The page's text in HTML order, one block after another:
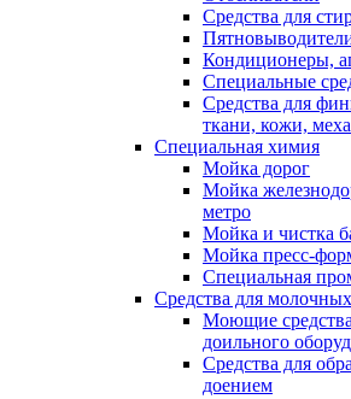
Средства для
Кондиционеры,
Специальные
Средства для
ткани, кожи, меха
Специальная химия
Мойка дорог
Мойка
метро
Мойка и чистка
Мойка пресс-
Специальная
Средства для
Моющие
доильного
Средства для
доением